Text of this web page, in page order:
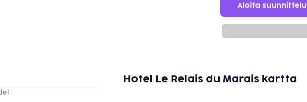
Aloita suunnittelu
Hotel Le Relais du Marais kartta